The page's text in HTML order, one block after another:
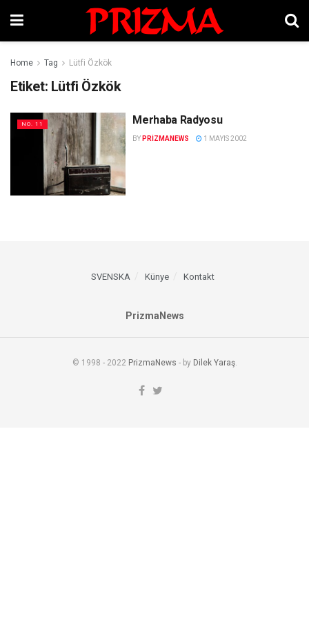
Home Tag Lütfi Özkök
Etiket: Lütfi Özkök
NO. 11 Merhaba Radyosu
BY PRIZMANEWS 1 MAYIS 2002
SVENSKA Künye Kontakt
PrizmaNews
© 1998 - 2022 PrizmaNews - by Dilek Yaraş.